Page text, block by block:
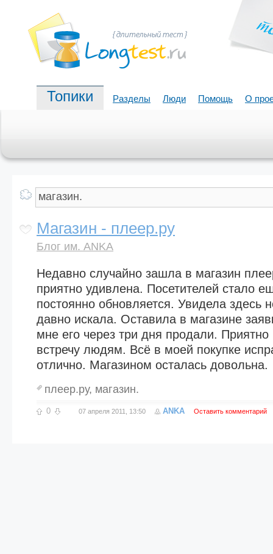
Топики Разделы Люди Помощь О
Магазин - плеер.ру
Блог им. ANKA
Недавно случайно зашла в магазин
приятно удивлена. Посетителей стало
постоянно обновляется. Увидела здесь
давно искала. Оставила в магазине
мне его через три дня продали. Приятно
встречу людям. Всё в моей покупке
отлично. Магазином осталась довольна.
плеер.ру, магазин.
0 07 апреля 2011, 13:50 ANKA Оставить комментарий